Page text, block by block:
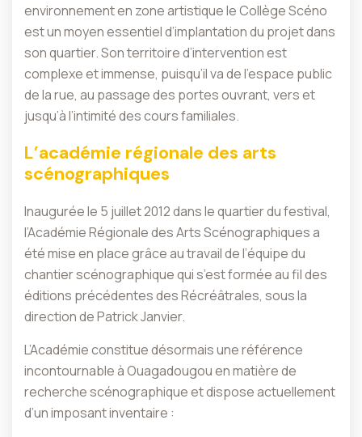
environnement en zone artistique le Collège Scéno
est un moyen essentiel d’implantation du projet dans
son quartier. Son territoire d’intervention est
complexe et immense, puisqu’il va de l’espace public
de la rue, au passage des portes ouvrant, vers et
jusqu’à l’intimité des cours familiales.
L’académie régionale des arts
scénographiques
Inaugurée le 5 juillet 2012 dans le quartier du festival,
l’Académie Régionale des Arts Scénographiques a
été mise en place grâce au travail de l’équipe du
chantier scénographique qui s’est formée au fil des
éditions précédentes des Récréâtrales, sous la
direction de Patrick Janvier.
L’Académie constitue désormais une référence
incontournable à Ouagadougou en matière de
recherche scénographique et dispose actuellement
d’un imposant inventaire :